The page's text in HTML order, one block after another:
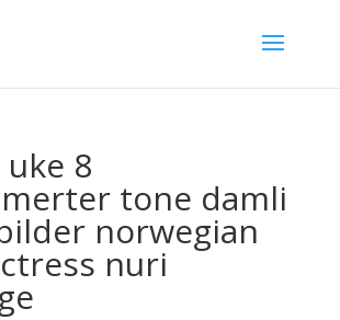
8
tone damli
norwegian
nuri